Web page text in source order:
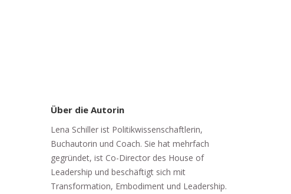
Über die Autorin
Lena Schiller ist Politikwissenschaftlerin,
Buchautorin und Coach. Sie hat mehrfach
gegründet, ist Co-Director des House of
Leadership und beschäftigt sich mit
Transformation, Embodiment und Leadership.